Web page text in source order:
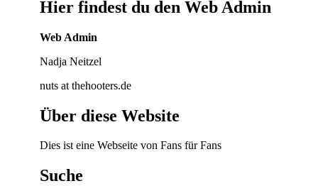
Hier findest du den Web Admin
Web Admin
Nadja Neitzel
nuts at thehooters.de
Über diese Website
Dies ist eine Webseite von Fans für Fans
Suche